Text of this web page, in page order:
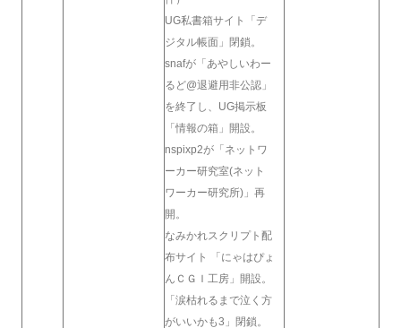
UG私書箱サイト「デ
ジタル帳面」閉鎖。
snafが「あやしいわー
るど@退避用非公認」
を終了し、UG掲示板
「情報の箱」開設。
nspixp2が「ネットワ
ーカー研究室(ネット
ワーカー研究所)」再
開。
なみかれスクリプト配
布サイト 「にゃはぴょ
んＣＧＩ工房」開設。
「涙枯れるまで泣く方
がいいかも3」閉鎖。